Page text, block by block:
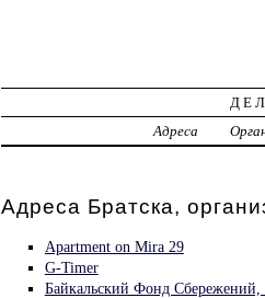
Адреса
Адреса Братска,
Apartment on Mira 29
G-Timer
Байкальский Фонд Сбережений,